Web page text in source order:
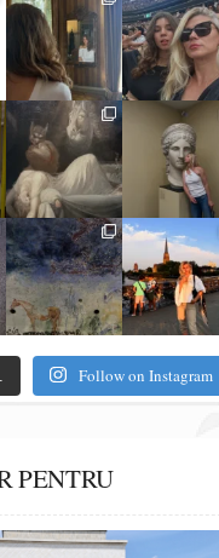
Follow on Instagram
PENTRU